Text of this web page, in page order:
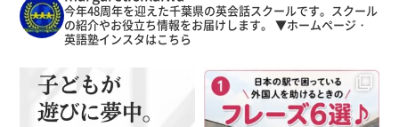
今年48周年を迎えた千葉県の英会話スクールです。スクール
の紹介やお役立ち情報をお届けします。 ▼ホームページ・
英語塾インスタはこちら